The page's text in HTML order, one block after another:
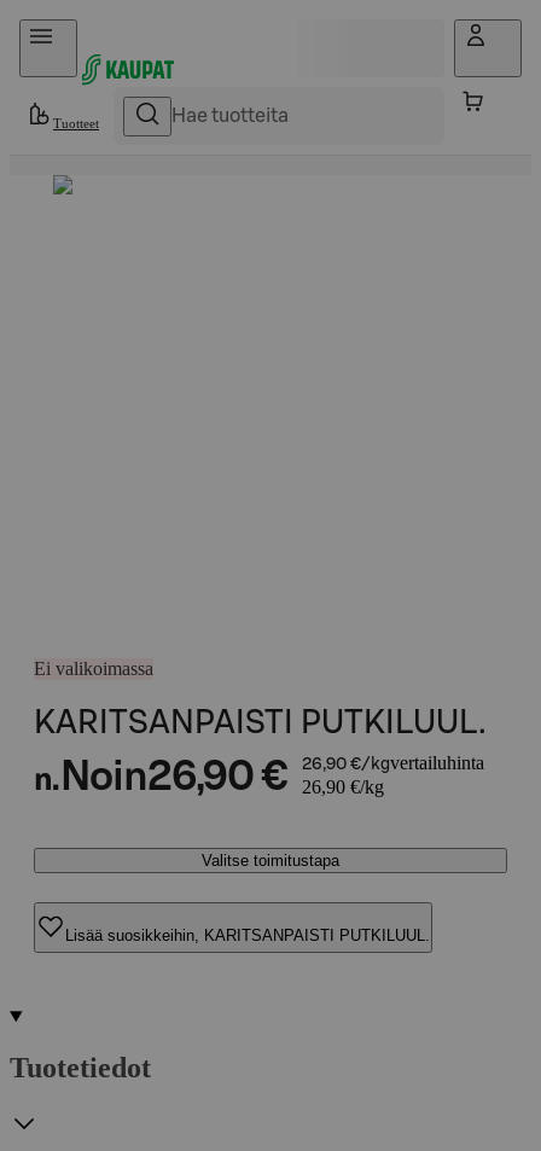
Hyppää sisältöön
Tuotteet
Ei valikoimassa
KARITSANPAISTI PUTKILUUL.
n. Noin26,90 € 26,90 €/kgvertailuhinta
26,90 €/kg
Valitse toimitustapa
Lisää suosikkeihin, KARITSANPAISTI PUTKILUUL.
Tuotetiedot